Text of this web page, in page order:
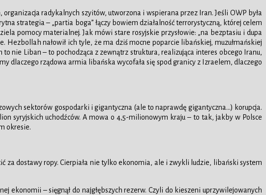
radykalnych szyitów, utworzona i wspierana przez Iran. Jeśli OWP była
strategia – „partia boga” łączy bowiem działalność terrorystyczną, której celem
pomocy materialnej. Jak mówi stare rosyjskie przysłowie: „na bezptasiu i dupa
Hezbollah nałowił ich tyle, że ma dziś mocne poparcie libańskiej, muzułmańskiej
nie Liban – to pochodząca z zewnątrz struktura, realizująca interes obcego Iranu,
dlaczego rządowa armia libańska wycofała się spod granicy z Izraelem, dlaczego
sektorów gospodarki i gigantyczna (ale to naprawdę gigantyczna…) korupcja.
syryjskich uchodźców. A mowa o 4,5-milionowym kraju – to tak, jakby w Polsce
okresie.
za dostawy ropy. Cierpiała nie tylko ekonomia, ale i zwykli ludzie, libański system
ekonomii – sięgnął do najgłębszych rezerw. Czyli do kieszeni uprzywilejowanych